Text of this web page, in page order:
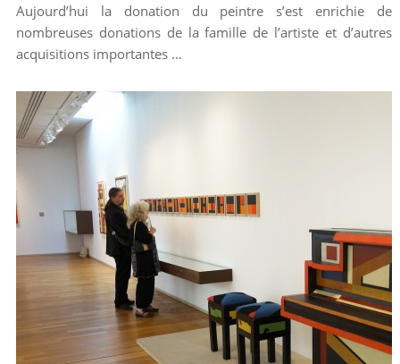
Aujourd’hui la donation du peintre s’est enrichie de
nombreuses donations de la famille de l’artiste et d’autres
acquisitions importantes …